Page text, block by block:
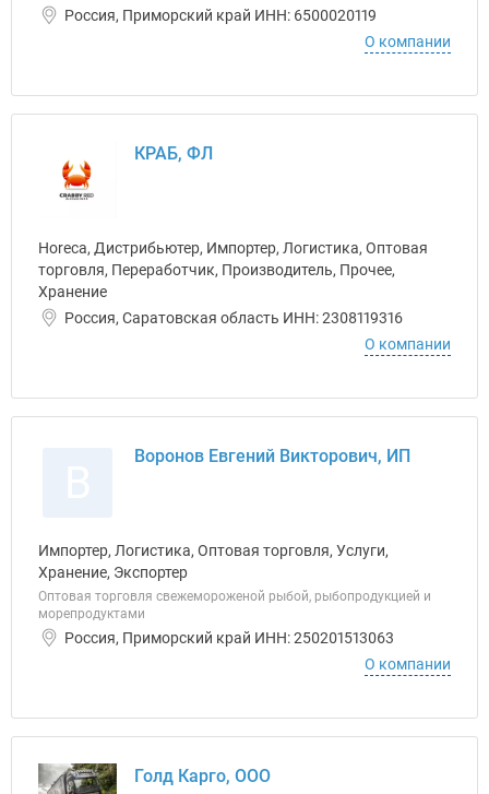
Россия, Приморский край ИНН: 6500020119
О компании
КРАБ, ФЛ
Horeca, Дистрибьютер, Импортер, Логистика, Оптовая
торговля, Переработчик, Производитель, Прочее,
Хранение
Россия, Саратовская область ИНН: 2308119316
О компании
Воронов Евгений Викторович, ИП
Импортер, Логистика, Оптовая торговля, Услуги,
Хранение, Экспортер
Оптовая торговля свежемороженой рыбой, рыбопродукцией и
морепродуктами
Россия, Приморский край ИНН: 250201513063
О компании
Голд Карго, ООО